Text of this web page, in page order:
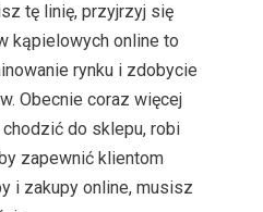
tę linię, przyjrzyj się
kąpielowych online to
rynku i zdobycie
Obecnie coraz więcej
do sklepu, robi
zapewnić klientom
i zakupy online, musisz